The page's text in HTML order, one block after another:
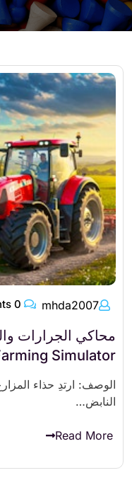
mhda2007
Simulator)
الوصف: ارتدِ حذاء
النابض…
Read More